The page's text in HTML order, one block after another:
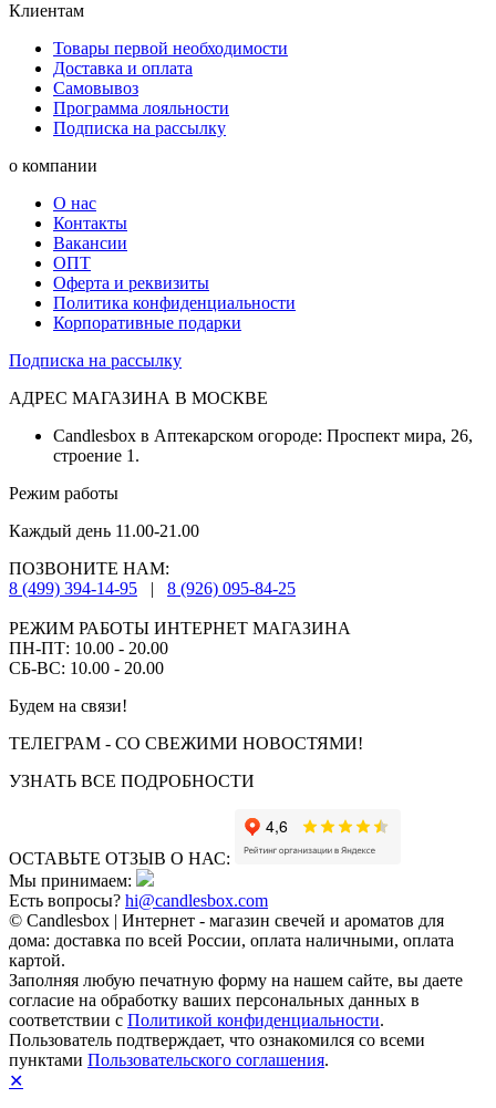
Клиентам
Товары первой необходимости
Доставка и оплата
Самовывоз
Программа лояльности
Подписка на рассылку
о компании
О нас
Контакты
Вакансии
ОПТ
Оферта и реквизиты
Политика конфиденциальности
Корпоративные подарки
Подписка на рассылку
АДРЕС МАГАЗИНА В МОСКВЕ
Candlesbox в Аптекарском огороде: Проспект мира, 26,
строение 1.
Режим работы
Каждый день 11.00-21.00
ПОЗВОНИТЕ НАМ:
8 (499) 394-14-95
| 8 (926) 095-84-25
РЕЖИМ РАБОТЫ ИНТЕРНЕТ МАГАЗИНА
ПН-ПТ: 10.00 - 20.00
СБ-ВС: 10.00 - 20.00
Будем на связи!
ТЕЛЕГРАМ - СО СВЕЖИМИ НОВОСТЯМИ!
УЗНАТЬ ВСЕ ПОДРОБНОСТИ
ОСТАВЬТЕ ОТЗЫВ О НАС:
Мы принимаем:
Есть вопросы? hi@candlesbox.com
© Candlesbox | Интернет - магазин свечей и ароматов для
дома: доставка по всей России, оплата наличными, оплата
картой.
Заполняя любую печатную форму на нашем сайте, вы даете
согласие на обработку ваших персональных данных в
соответствии с Политикой конфиденциальности.
Пользователь подтверждает, что ознакомился со всеми
пунктами Пользовательского соглашения.
✕